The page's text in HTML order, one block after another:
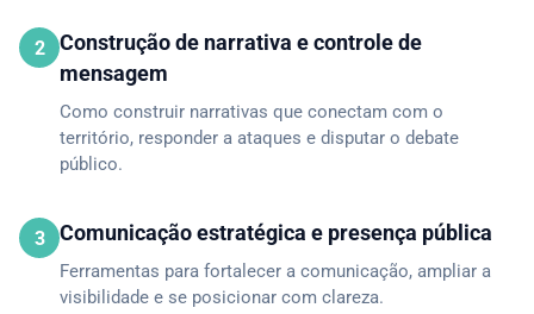
2
Construção de narrativa e controle de
mensagem
Como construir narrativas que conectam com o
território, responder a ataques e disputar o debate
público.
3 Comunicação estratégica e presença pública
Ferramentas para fortalecer a comunicação, ampliar a
visibilidade e se posicionar com clareza.